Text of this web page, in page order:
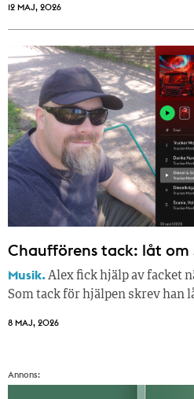
12 MAJ, 2026
Chaufförens tack: låt
Musik.Alex fick hjälp av facket
Som tack för hjälpen skrev han
8 MAJ, 2026
Annons: